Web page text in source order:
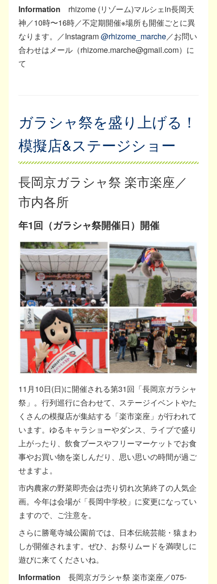
Information rhizome (リゾーム)マルシェin長岡天
神／10時〜16時／不定期開催※場所も開催ごとに異
なります。／Instagram@rhizome_marche／お問い
合わせはメール（rhizome.marche@gmail.com）に
て
ガラシャ祭を盛り上げる！
模擬店&ステージショー
長岡京ガラシャ祭 楽市楽座／
市内各所
年1回（ガラシャ祭開催日）開催
11月10日(日)に開催される第31回「長岡京ガラシャ
祭」。行列巡行に合わせて、ステージイベントやた
くさんの模擬店が集結する「楽市楽座」が行われて
います。ゆるキャラショーやダンス、ライブで盛り
上がったり、飲食ブースやフリーマーケットでお食
事やお買い物を楽しんだり、思い思いの時間が過ご
せますよ。
市内農家の野菜即売会は売り切れ次第終了の人気企
画。今年は会場が「長岡中学校」に変更になってい
ますので、ご注意を。
さらに勝竜寺城公園前では、日本伝統芸能・猿まわ
しが開催されます。ぜひ、お祭りムードを満喫しに
遊びに来てくださいね。
Information 長岡京ガラシャ祭 楽市楽座／075-